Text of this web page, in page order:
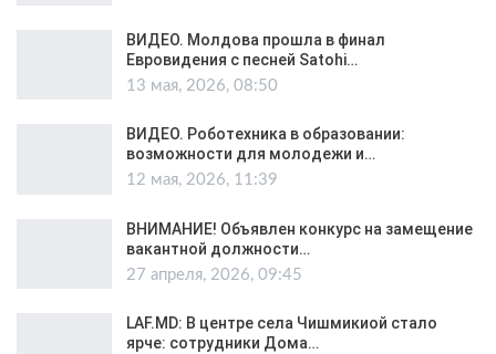
ВИДЕО. Молдова прошла в финал
Евровидения с песней Satohi…
13 мая, 2026, 08:50
ВИДЕО. Роботехника в образовании:
возможности для молодежи и…
12 мая, 2026, 11:39
ВНИМАНИЕ! Объявлен конкурс на замещение
вакантной должности…
27 апреля, 2026, 09:45
LAF.MD: В центре села Чишмикиой стало
ярче: сотрудники Дома…